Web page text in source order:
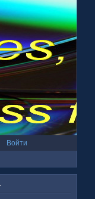
Войти